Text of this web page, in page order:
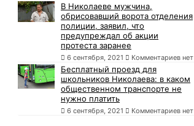
В Николаеве мужчина,
обрисовавший ворота отделения
полиции, заявил, что
предупреждал об акции
протеста заранее
6 сентября, 2021 Комментариев нет
Бесплатный проезд для
школьников Николаева: в каком
общественном транспорте не
нужно платить
6 сентября, 2021 Комментариев нет